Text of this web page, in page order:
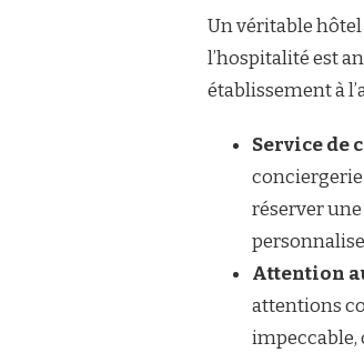
Un véritable hôtel
l’hospitalité est
établissement à
Service de
conciergerie
réserver
Attention
attentions
impeccable,